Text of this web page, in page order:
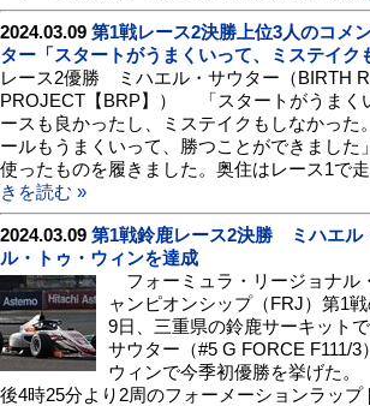
2024.03.09 第1戦レース2決勝上位3人のコメ
ター「スタートがうまくいって、ミステイク
レース2優勝 ミハエル・サウター（BIRTH
PROJECT【BRP】） 「スタートがうまく
ースも良かったし、ミステイクもしなかった
ールもうまくいって、勝つことができまし
使ったものを履きました。奥住はレース1で
きを読む »
2024.03.09 第1戦鈴鹿レース2決勝 ミハエル
ル・トゥ・ウィンを達成
フォーミュラ・リージョナル
ャンピオンシップ（FRJ）第1
9日、三重県の鈴鹿サーキット
サウター（#5 G FORCE F111/3
ウィンで今季初優勝を挙げた
後4時25分より2周のフォーメーションラッ